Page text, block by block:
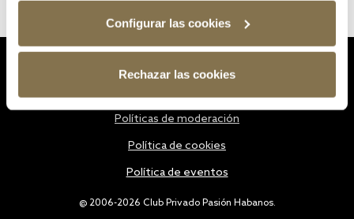
Configurar las cookies
Rechazar las cookies
@ 2006-2026 Club Privado Pasión Habanos.
Políticas de moderación
Política de cookies
Política de eventos